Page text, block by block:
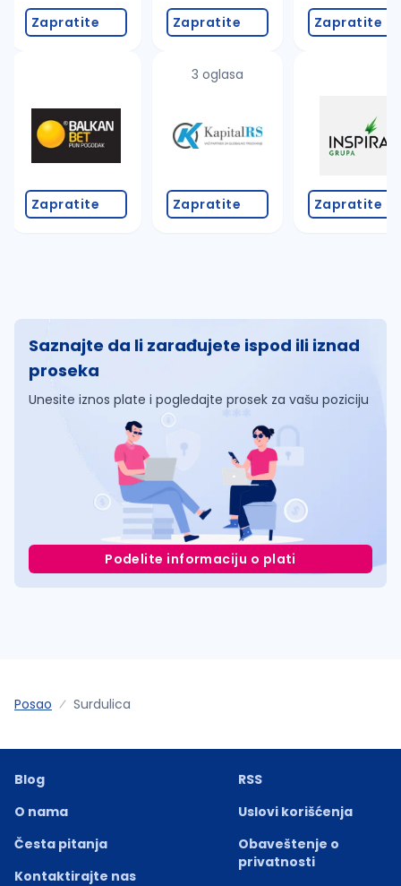
promenite odabrane filtere pretrage
Zapratite
Zapratite
Zapratite
3 oglasa
Zapratite
Zapratite
Zapratite
Saznajte da li zarađujete ispod ili iznad
proseka
Unesite iznos plate i pogledajte prosek za vašu poziciju
Podelite informaciju o plati
Posao Surdulica
Blog
O nama
Česta pitanja
Kontaktirajte nas
RSS
Uslovi korišćenja
Obaveštenje o
privatnosti